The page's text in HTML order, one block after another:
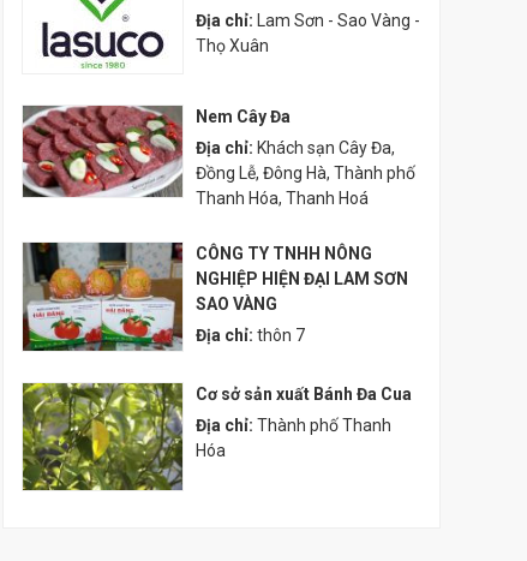
Địa chỉ:
Lam Sơn - Sao Vàng -
Thọ Xuân
Nem Cây Đa
Địa chỉ: Khách sạn Cây Đa,
Đồng Lễ, Đông Hà, Thành phố
Thanh Hóa, Thanh Hoá
CÔNG TY TNHH NÔNG
NGHIỆP HIỆN ĐẠI LAM SƠN
SAO VÀNG
Địa chỉ: thôn 7
Cơ sở sản xuất Bánh Đa Cua
Địa chỉ: Thành phố Thanh
Hóa